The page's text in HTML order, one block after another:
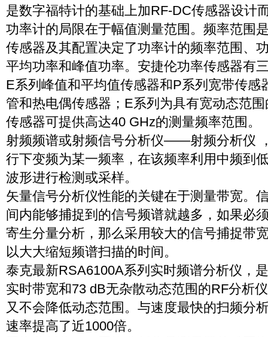
是数字福特计的基础上加RF-DC传感器设计
功率计的局限在于幅值测量范围。频率范围
传感器及其配置决定了功率计的频率范围、
平均功率和峰值功率。安捷伦功率传感器有
E系列峰值和平均值传感器和P系列宽带传感
管和热电偶传感器；E系列为具有宽动态范
传感器可提供高达40 GHz的测量频率范围。
射频频谱或射频信号分析仪——射频分析仪
行下变频为某一频率，在该频率利用中频到
波形进行检测或采样。
矢量信号分析仪性能的关键在于测量带宽。
间内能够捕捉到的信号频谱就越多，如果必
寄生分量分析，那么采用较大的信号捕捉带
以大大缩短频谱扫描的时间。
泰克最新RSA6100A系列实时频谱分析仪，
实时带宽和73 dB无杂散动态范围的RF分析
又不会降低动态范围。与速度最快的扫频分
速率提高了近1000倍。